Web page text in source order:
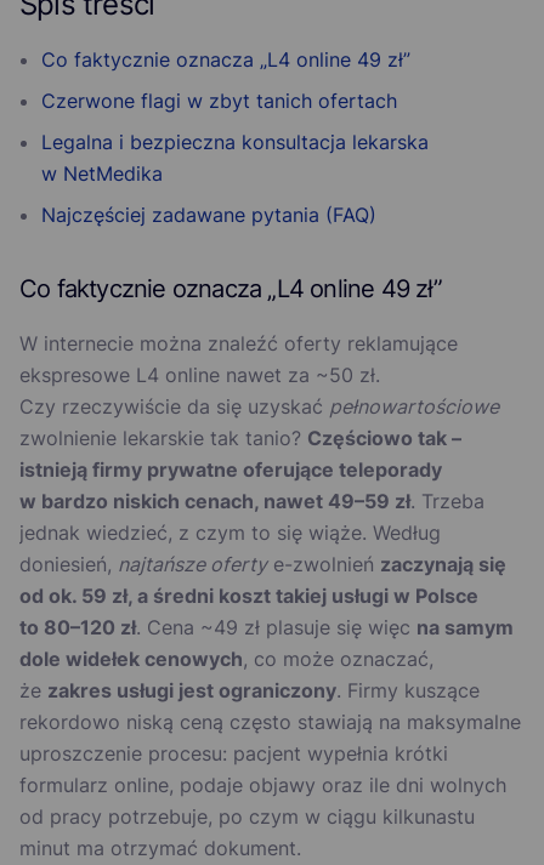
Co faktycznie oznacza „L4 online 49 zł”
Czerwone flagi w zbyt tanich ofertach
Legalna i bezpieczna konsultacja lekarska
w NetMedika
Najczęściej zadawane pytania (FAQ)
Co faktycznie oznacza „L4 online 49 zł”
W internecie można znaleźć oferty reklamujące
ekspresowe L4 online nawet za ~50 zł.
Czy rzeczywiście da się uzyskać pełnowartościowe
zwolnienie lekarskie tak tanio? Częściowo tak –
istnieją firmy prywatne oferujące teleporady
w bardzo niskich cenach, nawet 49–59 zł. Trzeba
jednak wiedzieć, z czym to się wiąże. Według
doniesień, najtańsze ofertye-zwolnień zaczynają się
od ok. 59 zł, a średni koszt takiej usługi w Polsce
to 80–120 zł. Cena ~49 zł plasuje się więc na samym
dole widełek cenowych, co może oznaczać,
że zakres usługi jest ograniczony. Firmy kuszące
rekordowo niską ceną często stawiają na maksymalne
uproszczenie procesu: pacjent wypełnia krótki
formularz online, podaje objawy oraz ile dni wolnych
od pracy potrzebuje, po czym w ciągu kilkunastu
minut ma otrzymać dokument.